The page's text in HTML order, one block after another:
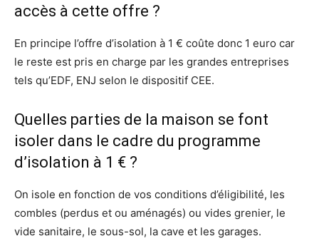
accès à cette offre ?
En principe l’offre d’isolation à 1 € coûte donc 1 euro car
le reste est pris en charge par les grandes entreprises
tels qu’EDF, ENJ selon le dispositif CEE.
Quelles parties de la maison se font
isoler dans le cadre du programme
d’isolation à 1 € ?
On isole en fonction de vos conditions d’éligibilité, les
combles (perdus et ou aménagés) ou vides grenier, le
vide sanitaire, le sous-sol, la cave et les garages.